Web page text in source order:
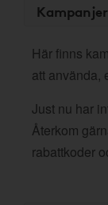
Här finns
att använda,
Just nu har
Återkom
rabattkoder